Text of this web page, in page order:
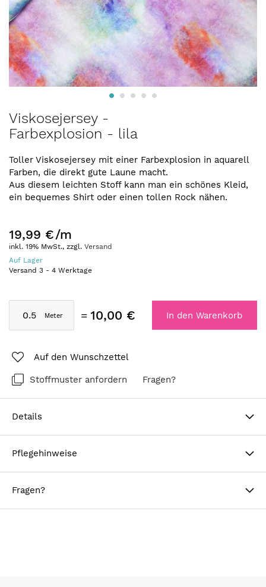
Anfang
der
springen
Viskosejersey -
Farbexplosion - lila
Toller Viskosejersey mit einer Farbexplosion in aquarell
Farben, die direkt gute Laune macht.
Aus diesem leichten Stoff kann man ein schönes Kleid,
ein bequemes Shirt oder einen tollen Rock nähen.
19,99 €/m
inkl. 19% MwSt., zzgl. Versand
Auf Lager
Versand 3 - 4 Werktage
10,00 € In den Warenkorb
Auf den Wunschzettel
Stoffmuster anfordern Fragen?
Details
Pflegehinweise
Fragen?